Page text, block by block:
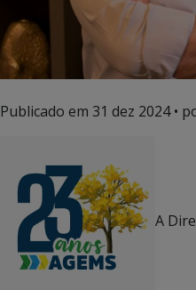
Publicado em 31 dez 2024•
A